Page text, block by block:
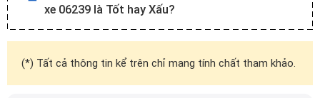
xe 06239 là Tốt hay Xấu?
(*) Tất cả thông tin kể trên chỉ mang tính chất tham khảo.